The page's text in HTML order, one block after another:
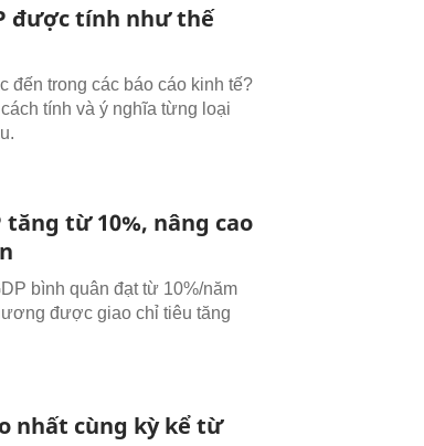
được tính như thế
đến trong các báo cáo kinh tế?
tính và ý nghĩa từng loại
tăng từ 10%, nâng cao
bình quân đạt từ 10%/năm
được giao chỉ tiêu tăng
nhất cùng kỳ kể từ